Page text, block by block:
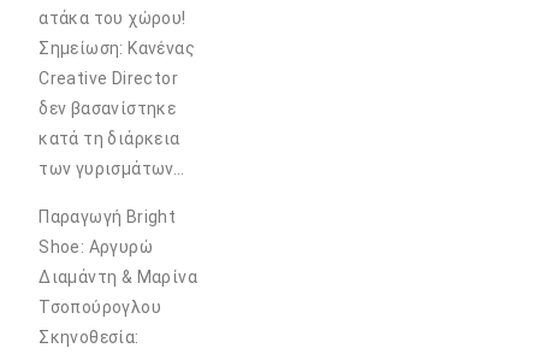
ατάκα του χώρου!
Σημείωση: Κανένας
Creative Director
δεν βασανίστηκε
κατά τη διάρκεια
των γυρισμάτων…
Παραγωγή Bright
Shoe: Αργυρώ
Διαμάντη & Μαρίνα
Τσοπούρογλου
Σκηνοθεσία: